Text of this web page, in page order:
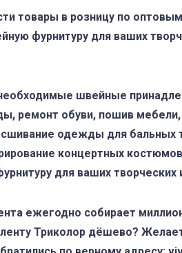
товары в розницу по
фурнитуру для ваших
швейные
ремонт обуви, пошив мебели,
одежды для бальных
концертных
для ваших творческих
ежегодно собирает
Триколор дёшево?